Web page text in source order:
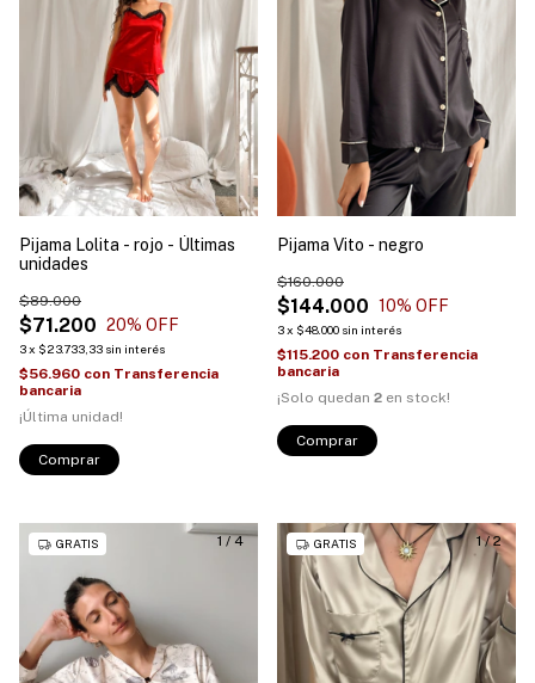
Pijama Lolita - rojo - Últimas
unidades
$71.200
$89.000
20% OFF
3x $23.733,33 sin interés
$56.960 con Transferencia
bancaria
¡Última unidad!
Comprar
Pijama Vito - negro
$144.000
$160.000
10% OFF
3x $48.000 sin interés
$115.200 con Transferencia
bancaria
¡Solo quedan 2 en stock!
Comprar
1 /4
GRATIS 1/2
GRATIS